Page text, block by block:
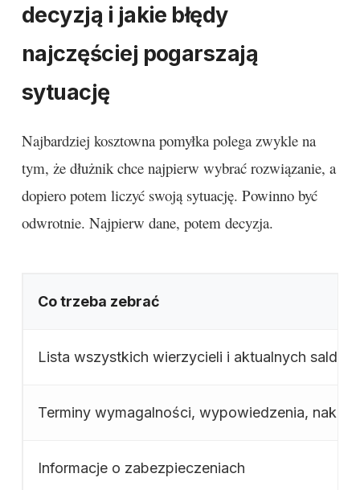
decyzją i jakie błędy
najczęściej pogarszają
sytuację
Najbardziej kosztowna pomyłka polega zwykle na
tym, że dłużnik chce najpierw wybrać rozwiązanie, a
dopiero potem liczyć swoją sytuację. Powinno być
odwrotnie. Najpierw dane, potem decyzja.
Co trzeba zebrać
Lista wszystkich wierzycieli i aktualnych sald
Terminy wymagalności, wypowiedzenia,
Informacje o zabezpieczeniach